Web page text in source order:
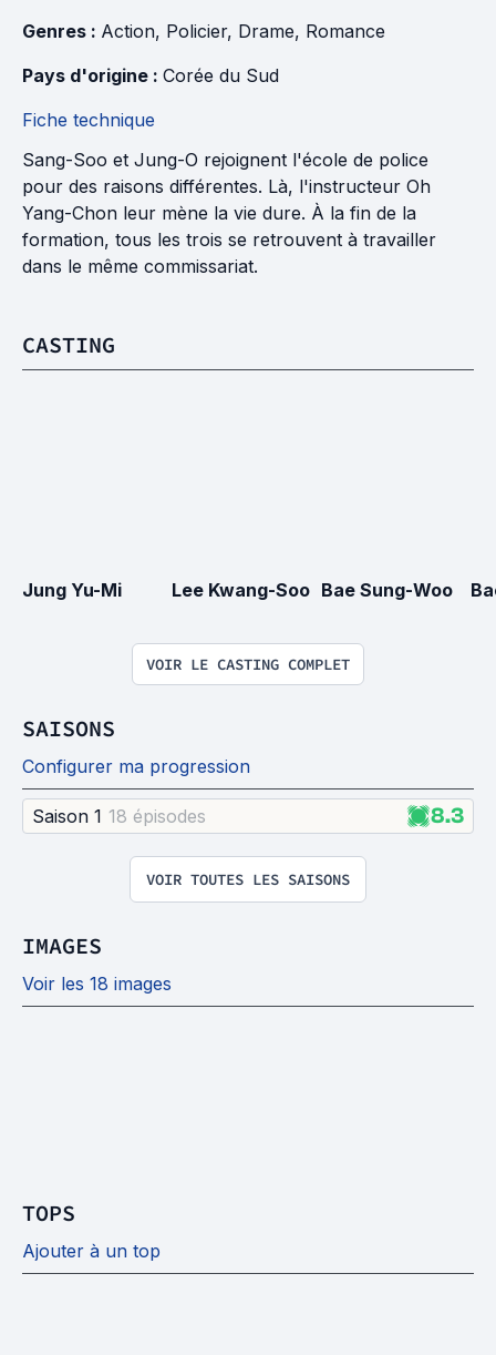
Genres : Action, Policier, Drame, Romance
Pays d'origine : Corée du Sud
Fiche technique
Sang-Soo et Jung-O rejoignent l'école de police
pour des raisons différentes. Là, l'instructeur Oh
Yang-Chon leur mène la vie dure. À la fin de la
formation, tous les trois se retrouvent à travailler
dans le même commissariat.
CASTING
Jung Yu-Mi Lee Kwang-Soo Bae Sung-Woo
VOIR LE CASTING COMPLET
SAISONS
Configurer ma progression
Saison 1 18 épisodes 8.3
VOIR TOUTES LES SAISONS
IMAGES
Voir les 18 images
TOPS
Ajouter à un top